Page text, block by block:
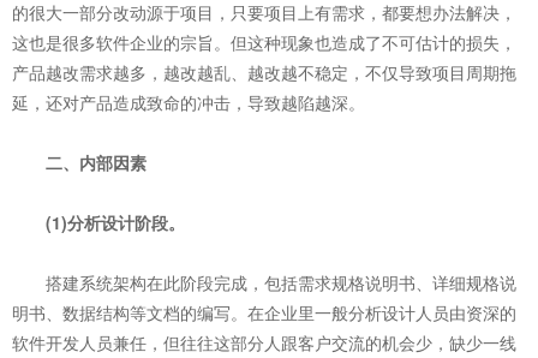
的很大一部分改动源于项目，只要项目上有需求，都要想办法解决，
这也是很多软件企业的宗旨。但这种现象也造成了不可估计的损失，
产品越改需求越多，越改越乱、越改越不稳定，不仅导致项目周期拖
延，还对产品造成致命的冲击，导致越陷越深。
二、内部因素
(1)分析设计阶段。
搭建系统架构在此阶段完成，包括需求规格说明书、详细规格说
明书、数据结构等文档的编写。在企业里一般分析设计人员由资深的
软件开发人员兼任，但往往这部分人跟客户交流的机会少，缺少一线